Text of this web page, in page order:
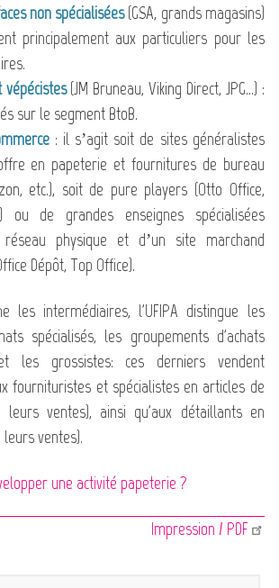
non spécialisées(GSA, grands magasins)
principalement aux particuliers pour les
vépécistes(JM Bruneau, Viking Direct, JPG...) :
sur le segment BtoB.
: il s’agit soit de sites généralistes
en papeterie et fournitures de bureau
etc.), soit de pure players (Otto Office,
ou de grandes enseignes spécialisées
réseau physique et d’un site marchand
Dépôt, Top Office).
les intermédiaires, l'UFIPA distingue les
spécialisés, les groupements d'achats
les grossistes: ces derniers vendent
fournituristes et spécialistes en articles de
ventes), ainsi qu'aux détaillants en
ventes).
une activité papeterie ?
Impression / PDF